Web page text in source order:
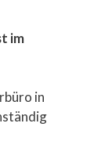
im
in